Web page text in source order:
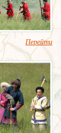
Перейти